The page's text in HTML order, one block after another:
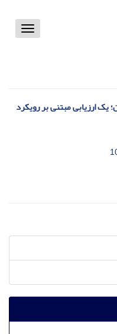
Toggle
یک ارزیابی مبتنی بر رویکرد